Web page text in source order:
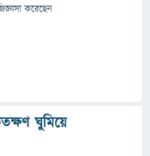
করেছেন
ঘুমিয়ে